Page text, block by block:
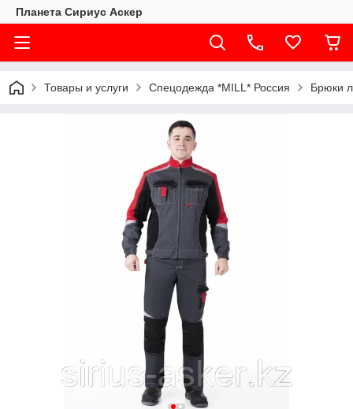
Планета Сириус Аскер
Товары и услуги Спецодежда *MILL* Россия Брюки